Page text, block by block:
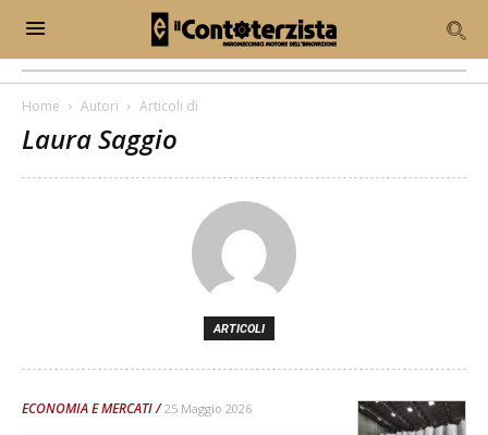
Home Autori Articoli di
Laura Saggio
ARTICOLI
ECONOMIA E MERCATI 25 Maggio 2026